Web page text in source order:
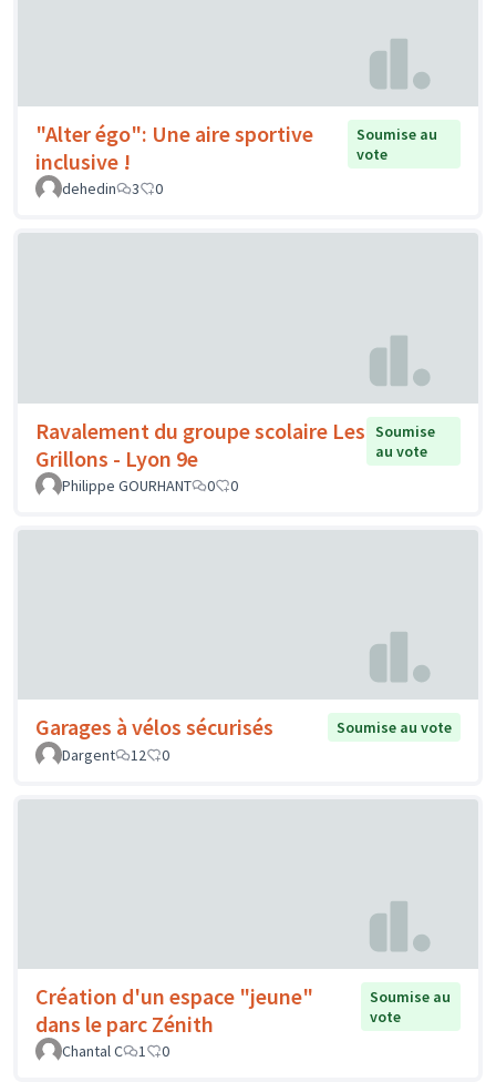
"Alter égo": Une aire sportive
inclusive !
Soumise au
vote
dehedin
3 0
Ravalement du groupe scolaire Les
Grillons - Lyon 9e
Soumise
au vote
Philippe GOURHANT
0 0
Garages à vélos sécurisés
Soumise au vote
Dargent
12 0
Création d'un espace "jeune"
dans le parc Zénith
Soumise au
vote
Chantal C
1 0